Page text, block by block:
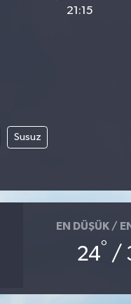
21:15
Susuz
EN DÜŞÜK /
24° /